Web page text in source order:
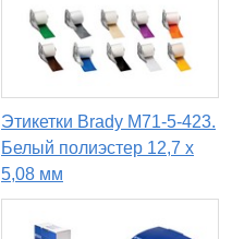
Этикетки Brady M71-5-423.
Белый полиэстер 12,7 х
5,08 мм